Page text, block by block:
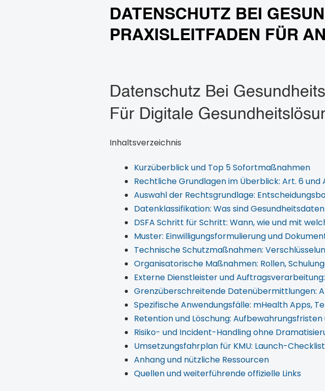
DATENSCHUTZ BEI
PRAXISLEITFADEN FÜR
Datenschutz Bei
Für Digitale
Inhaltsverzeichnis
Kurzüberblick und Top 5 Sofortmaßnahmen
Rechtliche Grundlagen im Überblick: Art. 6 und
Auswahl der Rechtsgrundlage:
Datenklassifikation: Was sind
DSFA Schritt für Schritt: Wann, wie und mit
Muster: Einwilligungsformulierung und
Technische Schutzmaßnahmen:
Organisatorische Maßnahmen: Rollen,
Externe Dienstleister und
Grenzüberschreitende Datenübermittlungen:
Spezifische Anwendungsfälle: mHealth Apps,
Retention und Löschung:
Risiko- und Incident-Handling ohne
Umsetzungsfahrplan für KMU: Launch-
Anhang und nützliche Ressourcen
Quellen und weiterführende offizielle Links